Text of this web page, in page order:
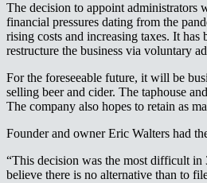
The decision to appoint administrators
financial pressures dating from the
rising costs and increasing taxes. It has
restructure the business via voluntary administration.​​​​‌
For the foreseeable future, it will be
selling beer and cider. The taphouse
The company also hopes to retain as many staff as possible.​​​​‌
Founder and owner Eric Walters had the following to say:​​​​‌
“This decision was the most difficult in
believe there is no alternative than to